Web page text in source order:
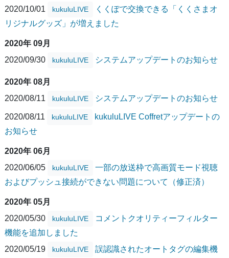
2020/10/01
kukuluLIVE
くくぽで交換できる「くくさまオ
リジナルグッズ」が増えました
2020年 09月
2020/09/30
kukuluLIVE システムアップデートのお知らせ
2020年 08月
2020/08/11
kukuluLIVE システムアップデートのお知らせ
2020/08/11 kukuluLIVE
kukuluLIVE Coffretアップデートの
お知らせ
2020年 06月
2020/06/05
kukuluLIVE
一部の放送枠で高画質モード視聴
およびプッシュ接続ができない問題について（修正済）
2020年 05月
2020/05/30
kukuluLIVE
コメントクオリティーフィルター
機能を追加しました
2020/05/19
kukuluLIVE
誤認識されたオートタグの編集機